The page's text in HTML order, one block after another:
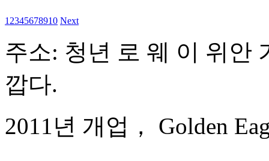
1 2345678910 Next
주소: 청년 로 웨 이 위안
깝다.
2011년 개업， Golden